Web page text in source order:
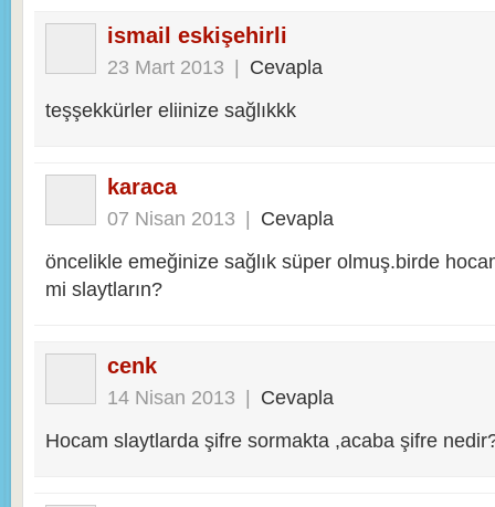
ismail eskişehirli
23 Mart 2013 | Cevapla
teşşekkürler eliinize sağlıkkk
karaca
07 Nisan 2013 | Cevapla
öncelikle emeğinize sağlık süper olmuş.birde
mi slaytların?
cenk
14 Nisan 2013 | Cevapla
Hocam slaytlarda şifre sormakta ,acaba şifre